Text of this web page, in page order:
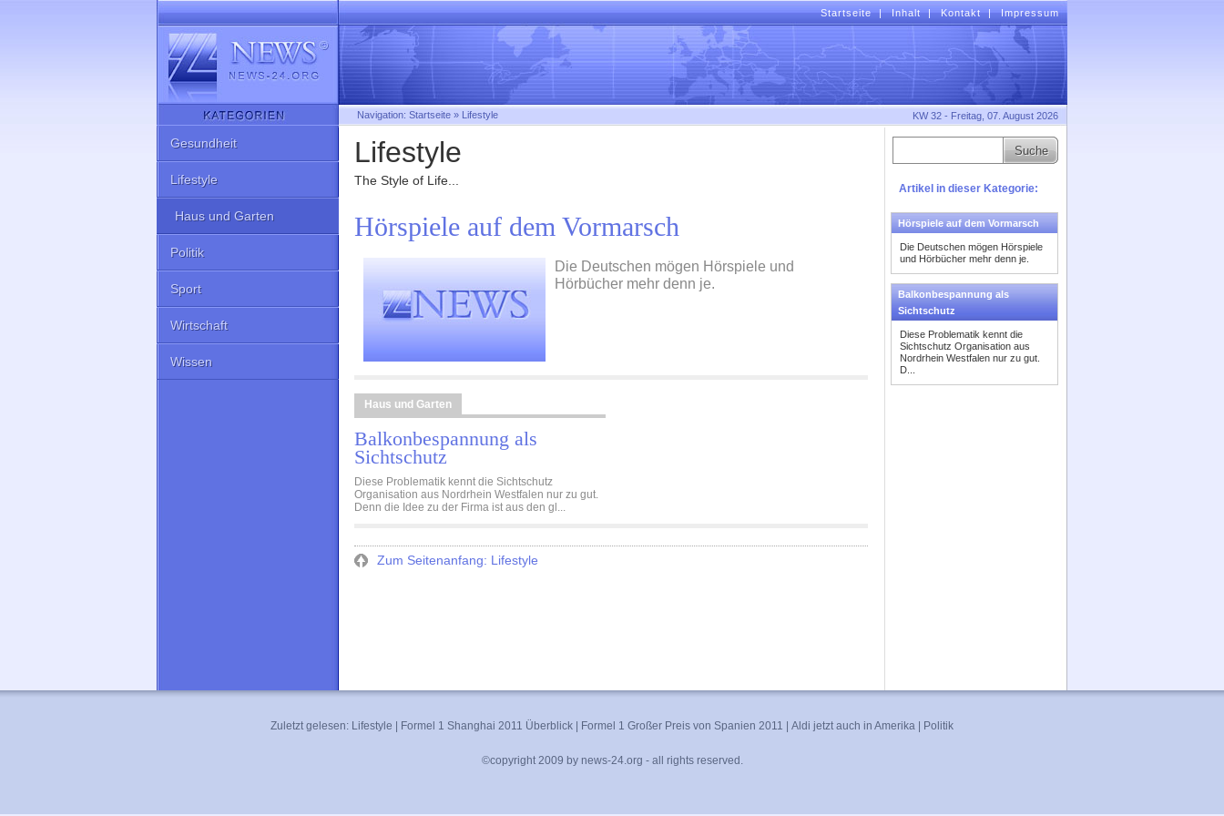
Lifestyle
The Style of Life...
Hörspiele auf dem Vormarsch
Die Deutschen mögen Hörspiele und
Hörbücher mehr denn je.
Haus und Garten
Balkonbespannung als
Sichtschutz
Diese Problematik kennt die Sichtschutz
Organisation aus Nordrhein Westfalen nur zu gut.
Denn die Idee zu der Firma ist aus den gl...
Zum Seitenanfang: Lifestyle
Gesundheit
Lifestyle
Haus und Garten
Politik
Sport
Wirtschaft
Wissen
Artikel in dieser Kategorie:
Hörspiele auf dem Vormarsch
Die Deutschen mögen Hörspiele
und Hörbücher mehr denn je.
Balkonbespannung als
Sichtschutz
Diese Problematik kennt die
Sichtschutz Organisation aus
Nordrhein Westfalen nur zu gut.
D...
Startseite| Inhalt| Kontakt| Impressum
Navigation: Startseite » Lifestyle KW 32 - Freitag, 07. August 2026
Zuletzt gelesen: Lifestyle Formel 1 Shanghai 2011 Überblick Formel 1 Großer Preis von Spanien 2011 Aldi jetzt auch in Amerika Politik
©copyright 2009 by news-24.org - all rights reserved.